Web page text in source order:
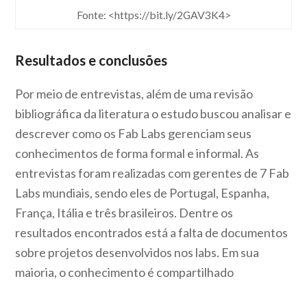
Fonte: <https://bit.ly/2GAV3K4>
Resultados e conclusões
Por meio de entrevistas, além de uma revisão
bibliográfica da literatura o estudo buscou analisar e
descrever como os Fab Labs gerenciam seus
conhecimentos de forma formal e informal. As
entrevistas foram realizadas com gerentes de 7 Fab
Labs mundiais, sendo eles de Portugal, Espanha,
França, Itália e três brasileiros. Dentre os
resultados encontrados está a falta de documentos
sobre projetos desenvolvidos nos labs. Em sua
maioria, o conhecimento é compartilhado